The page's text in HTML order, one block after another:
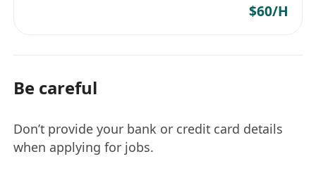
$60/H
Be careful
Don’t provide your bank or credit card details
when applying for jobs.